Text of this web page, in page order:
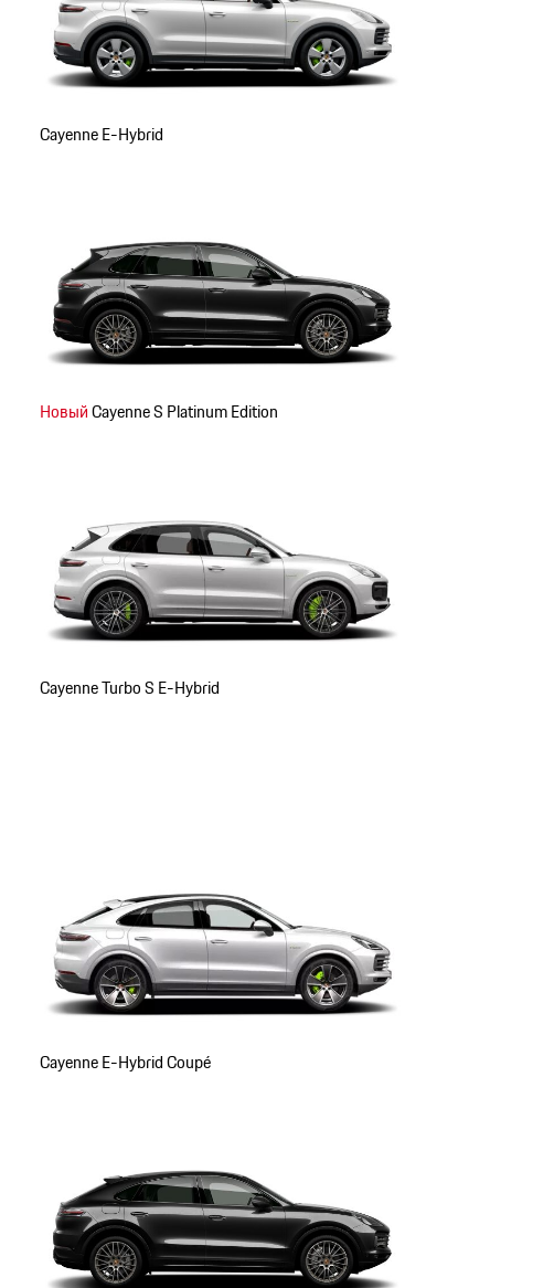
Cayenne E-Hybrid
НовыйCayenne S Platinum Edition
Cayenne Turbo S E-Hybrid
Cayenne E-Hybrid Coupé